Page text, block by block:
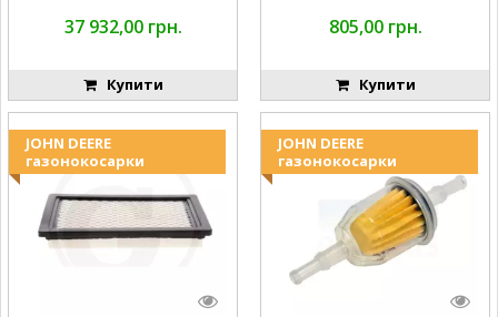
37 932,00 грн.
Купити
805,00 грн.
Купити
JOHN DEERE
газонокосарки
JOHN DEERE
газонокосарки